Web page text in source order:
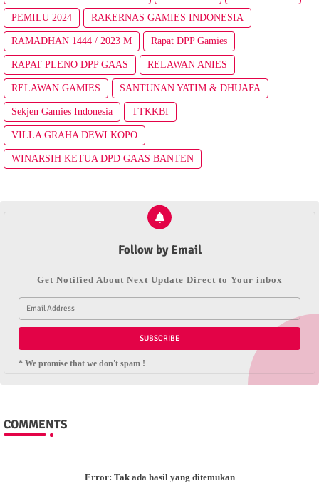
PEMILU 2024 RAKERNAS GAMIES INDONESIA
RAMADHAN 1444 / 2023 M Rapat DPP Gamies
RAPAT PLENO DPP GAAS RELAWAN ANIES
RELAWAN GAMIES SANTUNAN YATIM & DHUAFA
Sekjen Gamies Indonesia TTKKBI
VILLA GRAHA DEWI KOPO
WINARSIH KETUA DPD GAAS BANTEN
Follow by Email
Get Notified About Next Update Direct to Your inbox
* We promise that we don't spam !
COMMENTS
Error: Tak ada hasil yang ditemukan